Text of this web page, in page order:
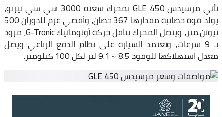
تأتي مرسيدس GLE 450 بمحرك سعته 3000 سي سي تيربو،
يولد قوة حصانية مقدارها 367 حصان، وأقصي عزم للدوران 500
نيوتن.متر، ويتصل المحرك بناقل حركة أوتوماتيك G-Tronic، مزود
بـ 9 سرعات، وتعتمد السيارة على نظام الدفع الرباعي ويصل
معدل استهلاكها للوقود 8.5 ~ 9.1 لتر لكل 100 كيلومتر.